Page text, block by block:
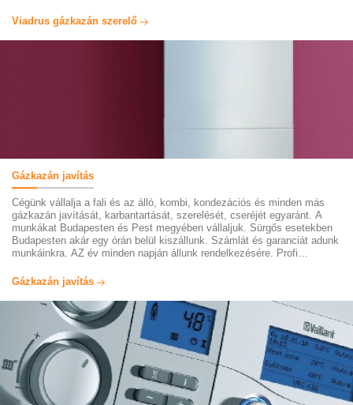
Minőségi alkatrészekkel dolgozunk, kedvező áron. Keressen minket
bizalommal.
Viadrus gázkazán szerelő
Gázkazán javítás
Cégünk vállalja a fali és az álló, kombi, kondezációs és minden más
gázkazán javítását, karbantartását, szerelését, cseréjét egyaránt. A
munkákat Budapesten és Pest megyében vállaljuk. Sürgős esetekben
Budapesten akár egy órán belül kiszállunk. Számlát és garanciát adunk
munkáinkra. AZ év minden napján állunk rendelkezésére. Profi
Látogasson el oldalunkra és informálódjon szolgáltatásaikról.
Gázkazán javítás